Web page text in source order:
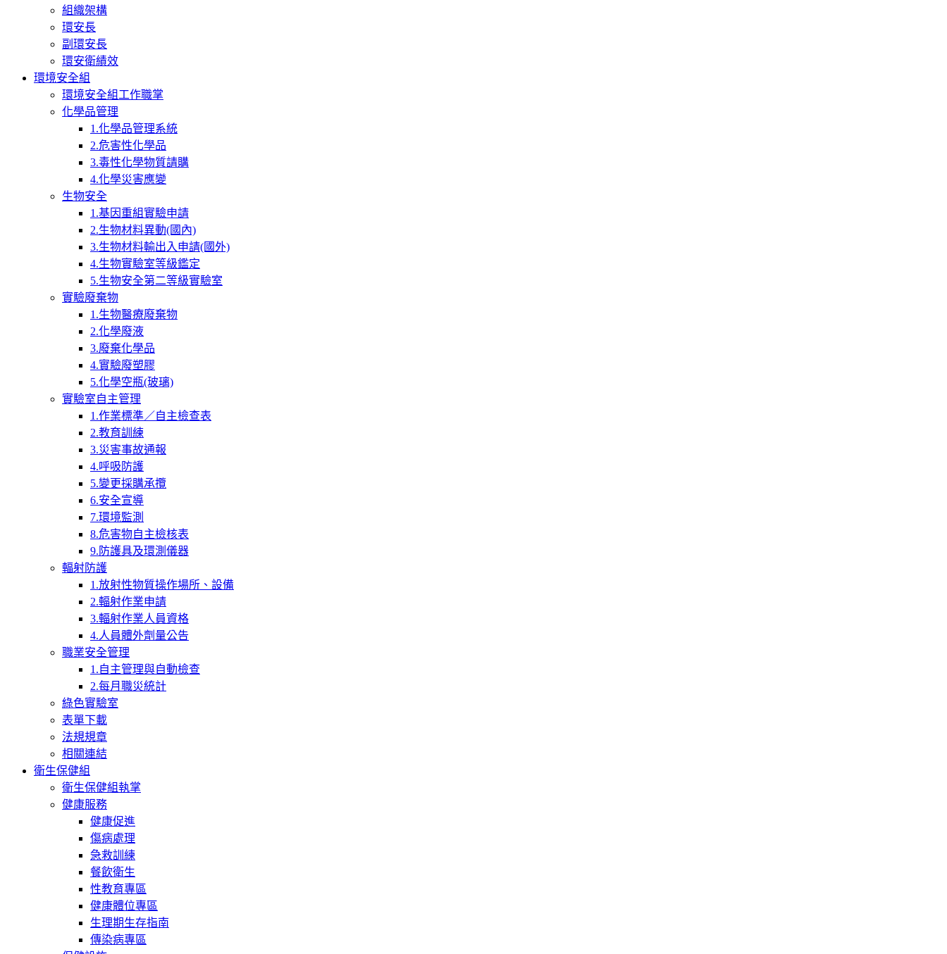
組織架構
環安長
副環安長
環安衛績效
環境安全組
環境安全組工作職掌
化學品管理
1.化學品管理系統
2.危害性化學品
3.毒性化學物質請購
4.化學災害應變
生物安全
1.基因重組實驗申請
2.生物材料異動(國內)
3.生物材料輸出入申請(國外)
4.生物實驗室等級鑑定
5.生物安全第二等級實驗室
實驗廢棄物
1.生物醫療廢棄物
2.化學廢液
3.廢棄化學品
4.實驗廢塑膠
5.化學空瓶(玻璃)
實驗室自主管理
1.作業標準／自主檢查表
2.教育訓練
3.災害事故通報
4.呼吸防護
5.變更採購承攬
6.安全宣導
7.環境監測
8.危害物自主檢核表
9.防護具及環測儀器
輻射防護
1.放射性物質操作場所、設備
2.輻射作業申請
3.輻射作業人員資格
4.人員體外劑量公告
職業安全管理
1.自主管理與自動檢查
2.每月職災統計
綠色實驗室
表單下載
法規規章
相關連結
衛生保健組
衛生保健組執掌
健康服務
健康促進
傷病處理
急救訓練
餐飲衛生
性教育專區
健康體位專區
生理期生存指南
傳染病專區